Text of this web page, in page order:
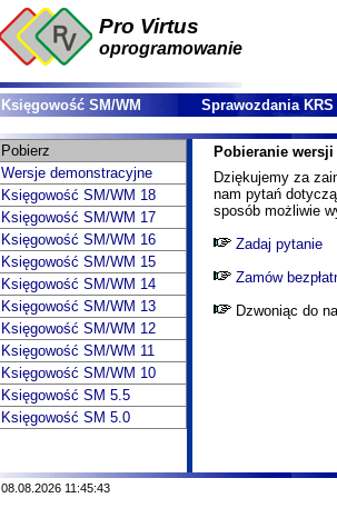
Pro Virtus
oprogramowanie
Księgowość SM/WM
Sprawozdania KRS
Pobierz
Wersje demonstracyjne
Księgowość SM/WM 18
Księgowość SM/WM 17
Księgowość SM/WM 16
Księgowość SM/WM 15
Księgowość SM/WM 14
Księgowość SM/WM 13
Księgowość SM/WM 12
Księgowość SM/WM 11
Księgowość SM/WM 10
Księgowość SM 5.5
Księgowość SM 5.0
Pobieranie
Dziękujemy za
nam pytań
sposób możliwie
Zadaj pytanie
Zamów
Dzwoniąc do
08.08.2026 11:45:43